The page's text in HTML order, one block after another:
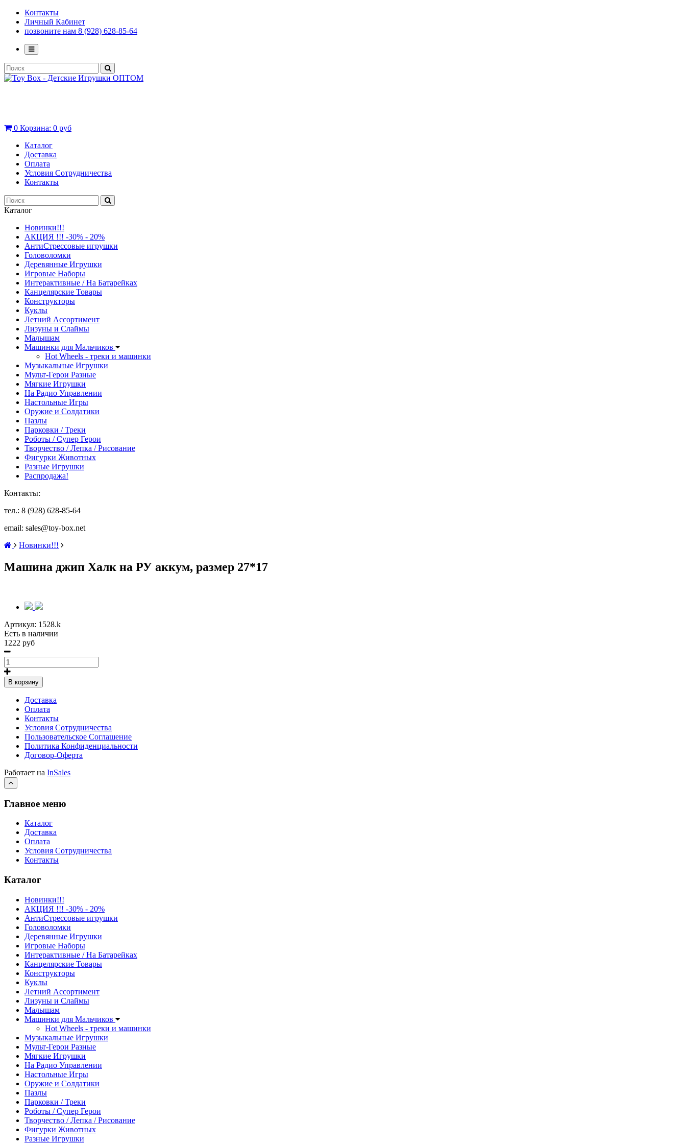
Контакты
Личный Кабинет
позвоните нам 8 (928) 628-85-64
0 Корзина: 0 руб
Каталог
Доставка
Оплата
Условия Сотрудничества
Контакты
Каталог
Новинки!!!
АКЦИЯ !!! -30% - 20%
АнтиСтрессовые игрушки
Головоломки
Деревянные Игрушки
Игровые Наборы
Интерактивные / На Батарейках
Канцелярские Товары
Конструкторы
Куклы
Летний Ассортимент
Лизуны и Слаймы
Малышам
Машинки для Мальчиков
Hot Wheels - треки и машинки
Музыкальные Игрушки
Мульт-Герои Разные
Мягкие Игрушки
На Радио Управлении
Настольные Игры
Оружие и Солдатики
Пазлы
Парковки / Треки
Роботы / Супер Герои
Творчество / Лепка / Рисование
Фигурки Животных
Разные Игрушки
Распродажа!
Контакты:
тел.: 8 (928) 628-85-64
email: sales@toy-box.net
Новинки!!!
Машина джип Халк на РУ аккум, размер 27*17
Артикул: 1528.k
Есть в наличии
1222 руб
В корзину
Доставка
Оплата
Контакты
Условия Сотрудничества
Пользовательское Соглашение
Политика Конфиденциальности
Договор-Оферта
Работает на InSales
Главное меню
Каталог
Доставка
Оплата
Условия Сотрудничества
Контакты
Каталог
Новинки!!!
АКЦИЯ !!! -30% - 20%
АнтиСтрессовые игрушки
Головоломки
Деревянные Игрушки
Игровые Наборы
Интерактивные / На Батарейках
Канцелярские Товары
Конструкторы
Куклы
Летний Ассортимент
Лизуны и Слаймы
Малышам
Машинки для Мальчиков
Hot Wheels - треки и машинки
Музыкальные Игрушки
Мульт-Герои Разные
Мягкие Игрушки
На Радио Управлении
Настольные Игры
Оружие и Солдатики
Пазлы
Парковки / Треки
Роботы / Супер Герои
Творчество / Лепка / Рисование
Фигурки Животных
Разные Игрушки